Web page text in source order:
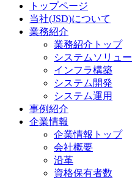
トップページ
当社(JSD)について
業務紹介
業務紹介トップ
システムソリュ
インフラ構築
システム開発
システム運用
事例紹介
企業情報
企業情報トップ
会社概要
沿革
資格保有者数